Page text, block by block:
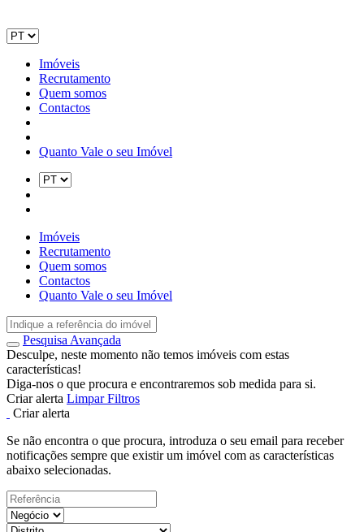
Imóveis
Recrutamento
Quem somos
Contactos
Quanto Vale o seu Imóvel
Imóveis
Recrutamento
Quem somos
Contactos
Quanto Vale o seu Imóvel
Pesquisa Avançada
Desculpe, neste momento não temos imóveis com estas
características!
Diga-nos o que procura e encontraremos sob medida para si.
Criar alerta Limpar Filtros
Criar alerta
Se não encontra o que procura, introduza o seu email para receber
notificações sempre que existir um imóvel com as características
abaixo selecionadas.